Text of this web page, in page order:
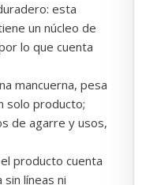
esta
un núcleo de
lo que cuenta
mancuerna, pesa
solo producto;
de agarre y usos,
producto cuenta
líneas ni